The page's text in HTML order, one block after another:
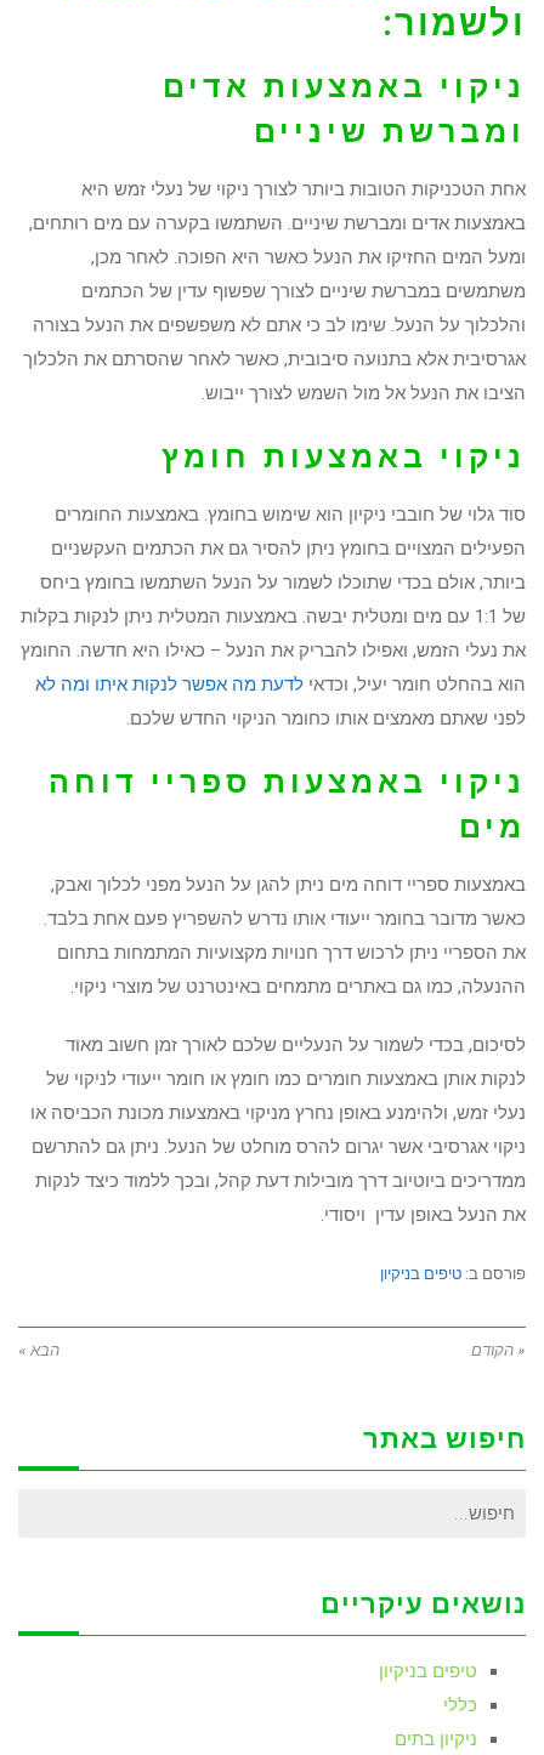
ולשמור:
ניקוי באמצעות אדים
ומברשת שיניים
אחת הטכניקות הטובות ביותר לצורך ניקוי של נעלי זמש היא
באמצעות אדים ומברשת שיניים. השתמשו בקערה עם מים רותחים,
ומעל המים החזיקו את הנעל כאשר היא הפוכה. לאחר מכן,
משתמשים במברשת שיניים לצורך שפשוף עדין של הכתמים
והלכלוך על הנעל. שימו לב כי אתם לא משפשפים את הנעל בצורה
אגרסיבית אלא בתנועה סיבובית, כאשר לאחר שהסרתם את הלכלוך
הציבו את הנעל אל מול השמש לצורך ייבוש.
ניקוי באמצעות חומץ
סוד גלוי של חובבי ניקיון הוא שימוש בחומץ. באמצעות החומרים
הפעילים המצויים בחומץ ניתן להסיר גם את הכתמים העקשניים
ביותר, אולם בכדי שתוכלו לשמור על הנעל השתמשו בחומץ ביחס
של 1:1 עם מים ומטלית יבשה. באמצעות המטלית ניתן לנקות בקלות
את נעלי הזמש, ואפילו להבריק את הנעל – כאילו היא חדשה. החומץ
הוא בהחלט חומר יעיל, וכדאי לדעת מה אפשר לנקות איתו ומה לא
לפני שאתם מאמצים אותו כחומר הניקוי החדש שלכם.
ניקוי באמצעות ספריי דוחה
מים
באמצעות ספריי דוחה מים ניתן להגן על הנעל מפני לכלוך ואבק,
כאשר מדובר בחומר ייעודי אותו נדרש להשפריץ פעם אחת בלבד.
את הספריי ניתן לרכוש דרך חנויות מקצועיות המתמחות בתחום
ההנעלה, כמו גם באתרים מתמחים באינטרנט של מוצרי ניקוי.
לסיכום, בכדי לשמור על הנעליים שלכם לאורך זמן חשוב מאוד
לנקות אותן באמצעות חומרים כמו חומץ או חומר ייעודי לניקוי של
נעלי זמש, ולהימנע באופן נחרץ מניקוי באמצעות מכונת הכביסה או
ניקוי אגרסיבי אשר יגרום להרס מוחלט של הנעל. ניתן גם להתרשם
ממדריכים ביוטיוב דרך מובילות דעת קהל, ובכך ללמוד כיצד לנקות
את הנעל באופן עדין ויסודי.
פורסם ב: טיפים בניקיון
« הקודם הבא »
חיפוש באתר
חיפוש
נושאים עיקריים
טיפים בניקיון
כללי
ניקיון בתים